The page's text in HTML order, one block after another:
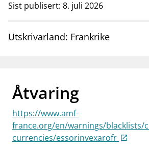
Tilsyn
Finanstilsynets registre
businessOm Finanstilsynet
mail_outlineKontakt oss
work_outlineJobb hos oss
Sist publisert: 8. juli 2026
Utskrivarland: Frankrike
Åtvaring
https://www.amf-
france.org/en/warnings/blacklists/
currencies/essorinvexarofr